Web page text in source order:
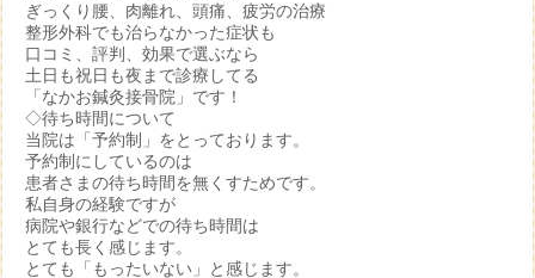
ぎっくり腰、肉離れ、頭痛、疲労の治療
整形外科でも治らなかった症状も
口コミ、評判、効果で選ぶなら
土日も祝日も夜まで診療してる
「なかお鍼灸接骨院」です！
◇待ち時間について
当院は「予約制」をとっております。
予約制にしているのは
患者さまの待ち時間を無くすためです。
私自身の経験ですが
病院や銀行などでの待ち時間は
とても長く感じます。
とても「もったいない」と感じます。